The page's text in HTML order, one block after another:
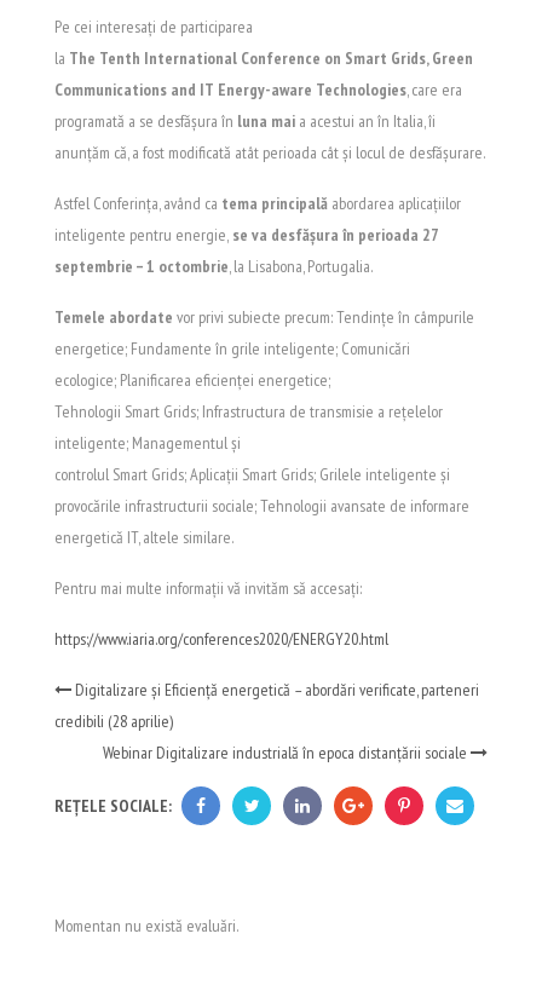
Pe cei interesați de participarea
la The Tenth International Conference on Smart Grids, Green
Communications and IT Energy-aware Technologies, care era
programată a se desfășura în luna mai a acestui an în Italia, îi
anunțăm că, a fost modificată atât perioada cât și locul de desfășurare.
Astfel Conferința, având ca tema principală abordarea aplicațiilor
inteligente pentru energie, se va desfășura în perioada 27
septembrie – 1 octombrie, la Lisabona, Portugalia.
Temele abordate vor privi subiecte precum: Tendințe în câmpurile
energetice; Fundamente în grile inteligente; Comunicări
ecologice; Planificarea eficienței energetice;
Tehnologii Smart Grids; Infrastructura de transmisie a rețelelor
inteligente; Managementul și
controlul Smart Grids; Aplicații Smart Grids; Grilele inteligente și
provocările infrastructurii sociale; Tehnologii avansate de informare
energetică IT, altele similare.
Pentru mai multe informații vă invităm să accesați:
https://www.iaria.org/conferences2020/ENERGY20.html
Digitalizare și Eficiență energetică – abordări verificate, parteneri
credibili (28 aprilie)
Webinar Digitalizare industrială în epoca distanțării sociale
REȚELE SOCIALE:
Momentan nu există evaluări.